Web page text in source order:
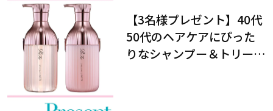
【3名様プレゼント】40代
50代のヘアケアにぴった
りなシャンプー＆トリート